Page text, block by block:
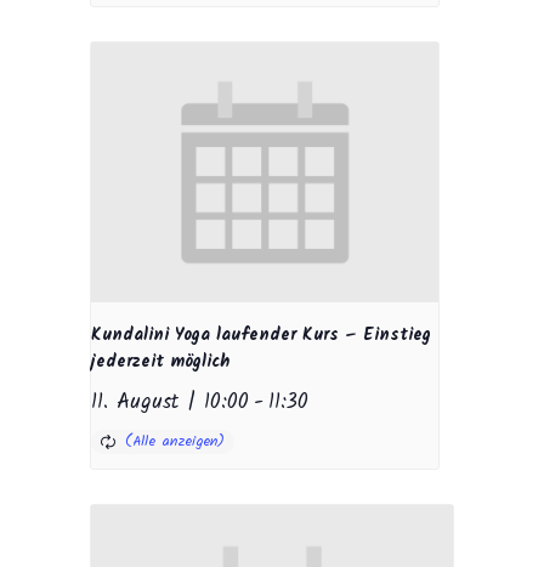
Kundalini Yoga laufender Kurs – Einstieg
jederzeit möglich
11. August | 10:00 -11:30